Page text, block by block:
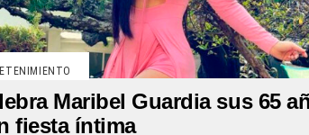
Maribel Guardia sus 65
fiesta íntima